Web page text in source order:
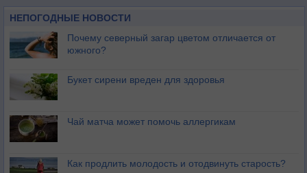
НЕПОГОДНЫЕ НОВОСТИ
Почему северный загар цветом отличается от
южного?
Букет сирени вреден для здоровья
Чай матча может помочь аллергикам
Как продлить молодость и отодвинуть старость?